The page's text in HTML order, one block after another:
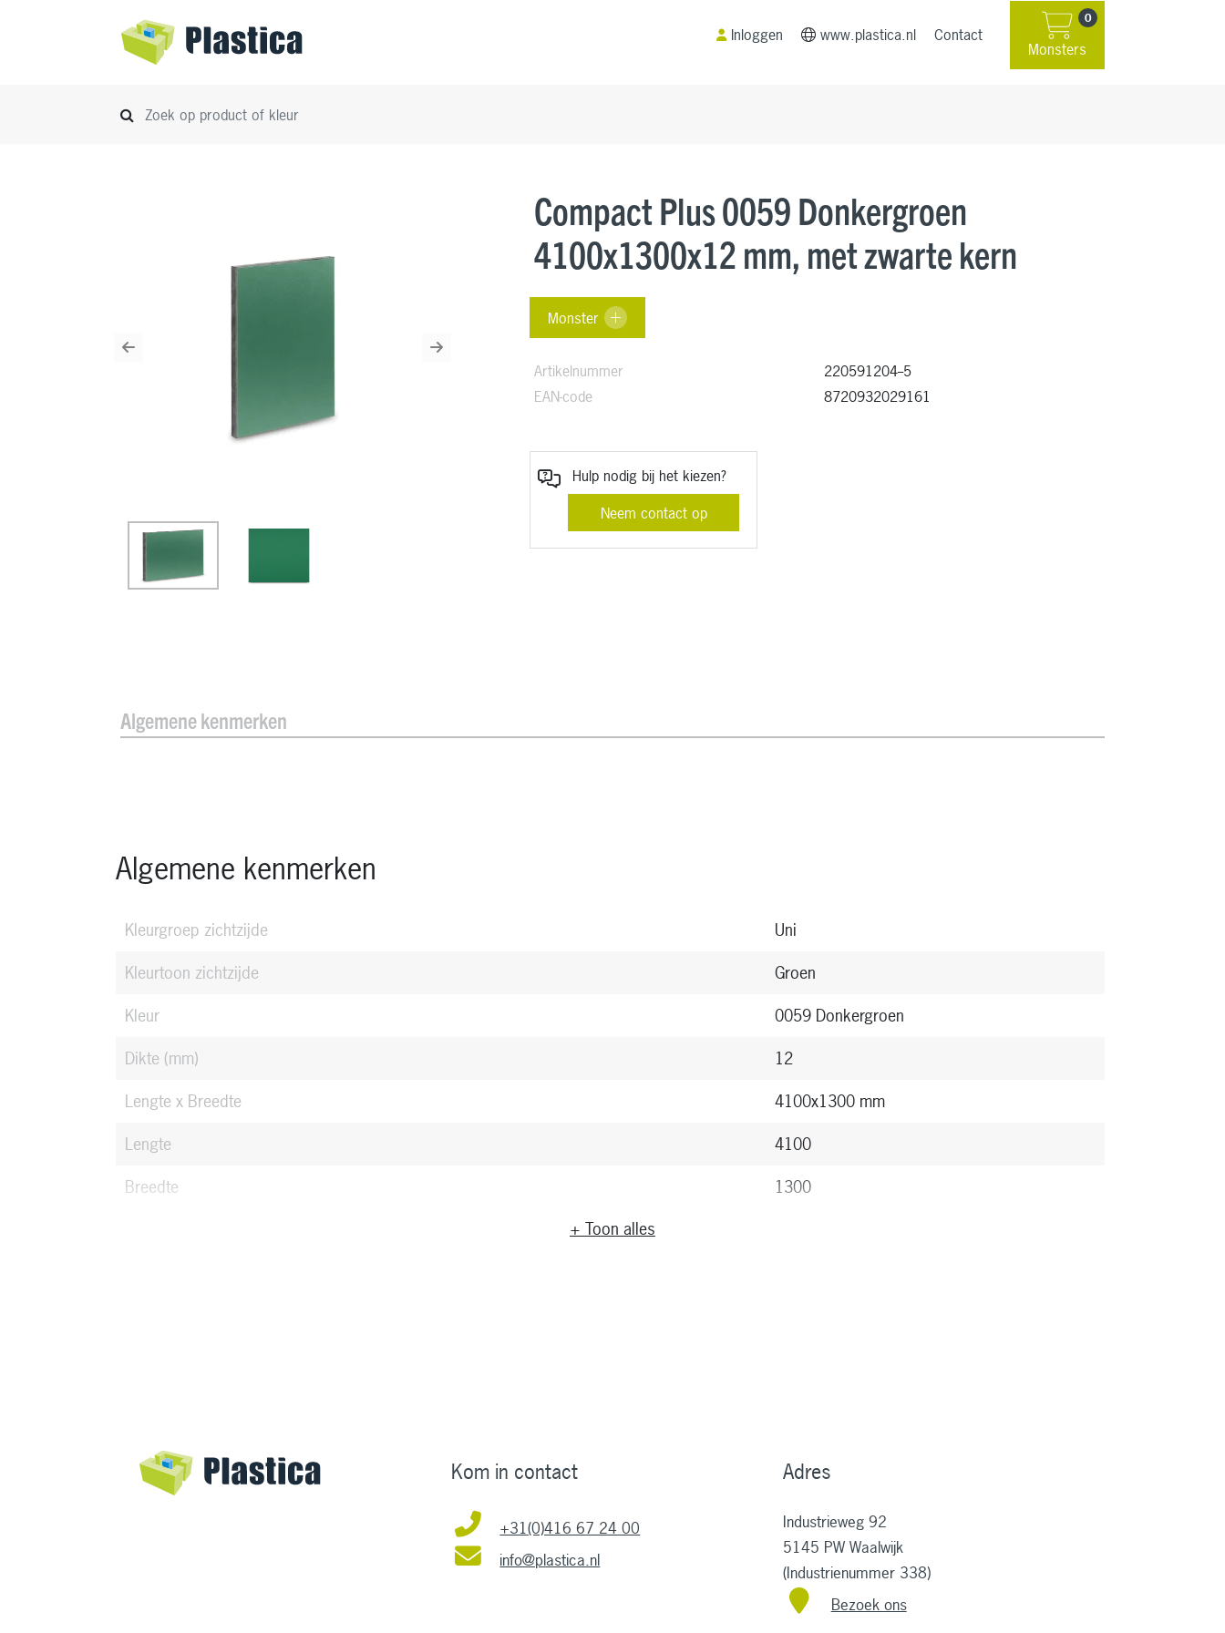
Inloggen www.plastica.nl Contact
0
Monsters
Previous Next
Compact Plus 0059 Donkergroen
4100x1300x12 mm, met zwarte kern
Monster
Artikelnummer
220591204--5
EAN-code
8720932029161
Hulp nodig bij het kiezen?
Neem contact op
Algemene kenmerken
Algemene kenmerken
Kleurgroep zichtzijde
Uni
Kleurtoon zichtzijde
Groen
Kleur
0059 Donkergroen
Dikte (mm)
12
Lengte x Breedte
4100x1300 mm
Lengte
4100
Breedte
1300
+ Toon alles
Kom in contact
+31(0)416 67 24 00
info@plastica.nl
Adres
Industrieweg 92
5145 PW Waalwijk
(Industrienummer 338)
Bezoek ons